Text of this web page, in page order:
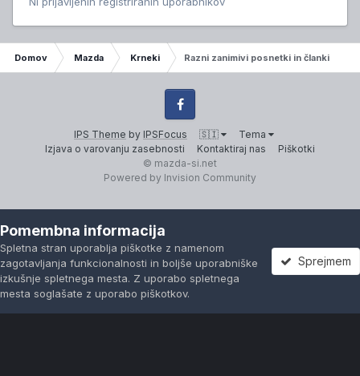
Domov Mazda Krneki Razni zanimivi posnetki in članki
IPS Theme by IPSFocus 🇸🇮
Tema
Izjava o varovanju zasebnosti
Kontaktiraj nas Piškotki
Facebook
© mazda-si.net
Powered by Invision Community
Pomembna informacija
Spletna stran uporablja piškotke z namenom
zagotavljanja funkcionalnosti in boljše uporabniške
izkušnje spletnega mesta. Z uporabo spletnega
mesta soglašate z uporabo piškotkov.
Sprejmem
Forumi Neprebrano Prijavi se